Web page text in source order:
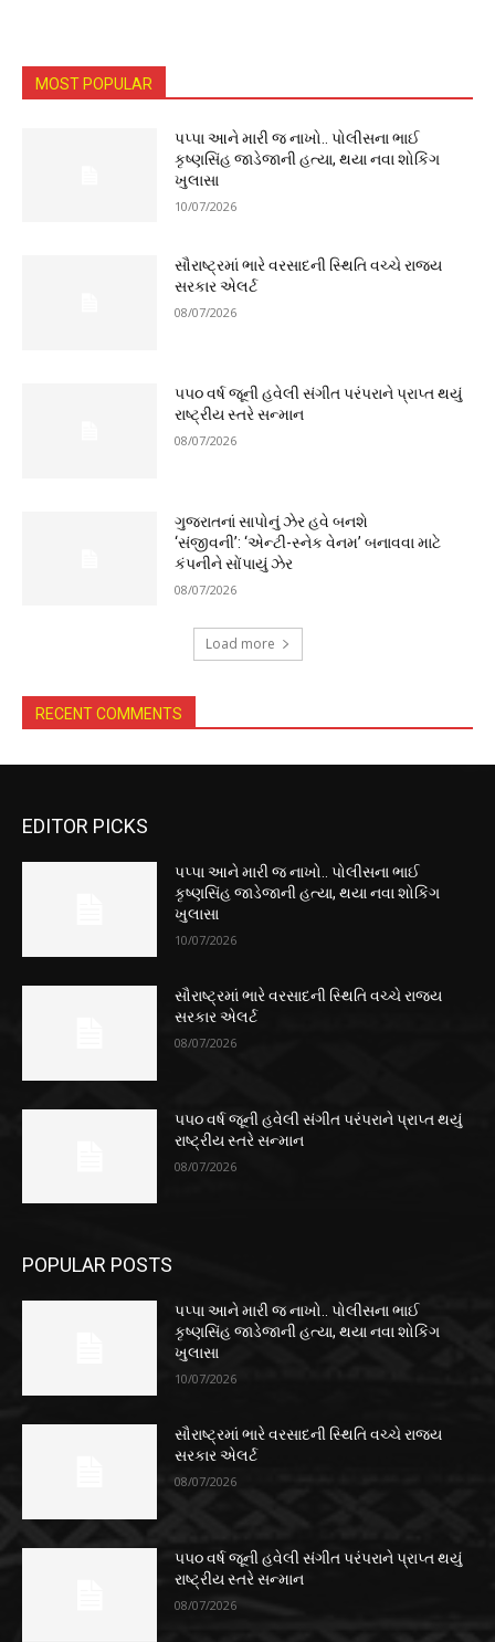
MOST POPULAR
પપ્પા આને મારી જ નાખો.. પોલીસના ભાઈ
કૃષ્ણસિંહ જાડેજાની હત્યા, થયા નવા શોકિંગ
ખુલાસા
10/07/2026
સૌરાષ્ટ્રમાં ભારે વરસાદની સ્થિતિ વચ્ચે રાજ્ય
સરકાર એલર્ટ
08/07/2026
૫૫૦ વર્ષ જૂની હવેલી સંગીત પરંપરાને પ્રાપ્ત થયું
રાષ્ટ્રીય સ્તરે સન્માન
08/07/2026
ગુજરાતનાં સાપોનું ઝેર હવે બનશે
‘સંજીવની’: ‘એન્ટી-સ્નેક વેનમ’ બનાવવા માટે
કંપનીને સોંપાયું ઝેર
08/07/2026
Load more
RECENT COMMENTS
EDITOR PICKS
પપ્પા આને મારી જ નાખો.. પોલીસના ભાઈ
કૃષ્ણસિંહ જાડેજાની હત્યા, થયા નવા શોકિંગ
ખુલાસા
10/07/2026
સૌરાષ્ટ્રમાં ભારે વરસાદની સ્થિતિ વચ્ચે રાજ્ય
સરકાર એલર્ટ
08/07/2026
૫૫૦ વર્ષ જૂની હવેલી સંગીત પરંપરાને પ્રાપ્ત થયું
રાષ્ટ્રીય સ્તરે સન્માન
08/07/2026
POPULAR POSTS
પપ્પા આને મારી જ નાખો.. પોલીસના ભાઈ
કૃષ્ણસિંહ જાડેજાની હત્યા, થયા નવા શોકિંગ
ખુલાસા
10/07/2026
સૌરાષ્ટ્રમાં ભારે વરસાદની સ્થિતિ વચ્ચે રાજ્ય
સરકાર એલર્ટ
08/07/2026
૫૫૦ વર્ષ જૂની હવેલી સંગીત પરંપરાને પ્રાપ્ત થયું
રાષ્ટ્રીય સ્તરે સન્માન
08/07/2026